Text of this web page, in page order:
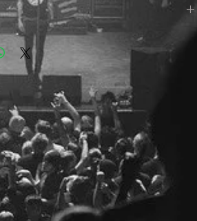
de Paquetería es por medio de
de 3 a 5 días hábiles.